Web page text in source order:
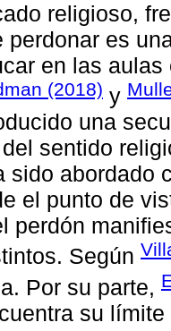
religioso,
perdonar es
en las
(2018) y
una
sentido
sido abordado
el punto de
perdón
Según
Por su parte,
su